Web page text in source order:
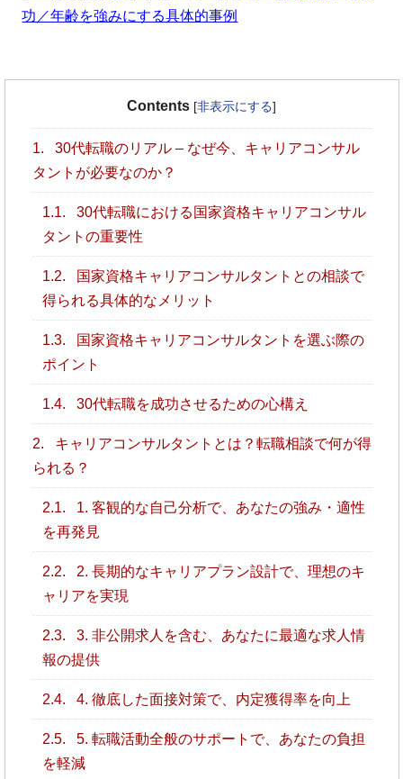
功／年齢を強みにする具体的事例
Contents [非表示にする]
1.
30代転職のリアル – なぜ今、キャリアコンサル
タントが必要なのか？
1.1.
30代転職における国家資格キャリアコンサル
タントの重要性
1.2.
国家資格キャリアコンサルタントとの相談で
得られる具体的なメリット
1.3.
国家資格キャリアコンサルタントを選ぶ際の
ポイント
1.4. 30代転職を成功させるための心構え
2.
キャリアコンサルタントとは？転職相談で何が得
られる？
2.1.
1. 客観的な自己分析で、あなたの強み・適性
を再発見
2.2.
2. 長期的なキャリアプラン設計で、理想のキ
ャリアを実現
2.3.
3. 非公開求人を含む、あなたに最適な求人情
報の提供
2.4. 4. 徹底した面接対策で、内定獲得率を向上
2.5.
5. 転職活動全般のサポートで、あなたの負担
を軽減